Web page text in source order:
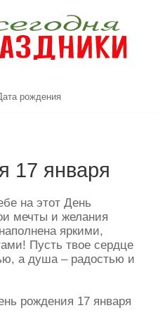
рождения
17 января
на этот День
мечты и желания
яркими,
Пусть твое сердце
а душа – радостью и
рождения 17 января